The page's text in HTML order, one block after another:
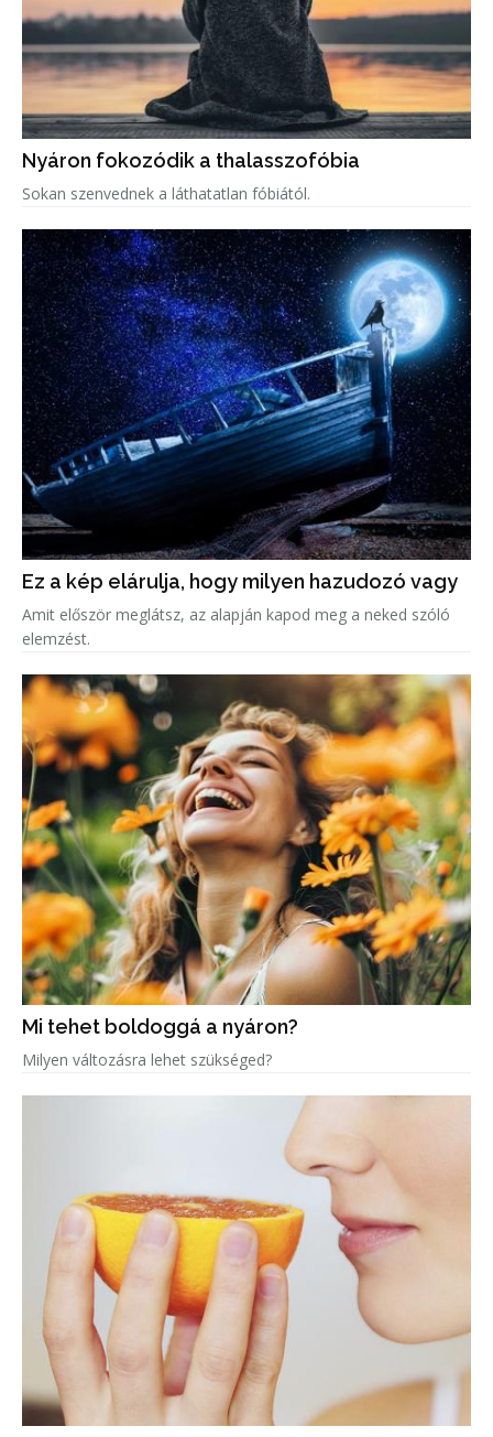
Nyáron fokozódik a thalasszofóbia
Sokan szenvednek a láthatatlan fóbiától.
Ez a kép elárulja, hogy milyen hazudozó vagy
Amit először meglátsz, az alapján kapod meg a neked szóló
elemzést.
Mi tehet boldoggá a nyáron?
Milyen változásra lehet szükséged?